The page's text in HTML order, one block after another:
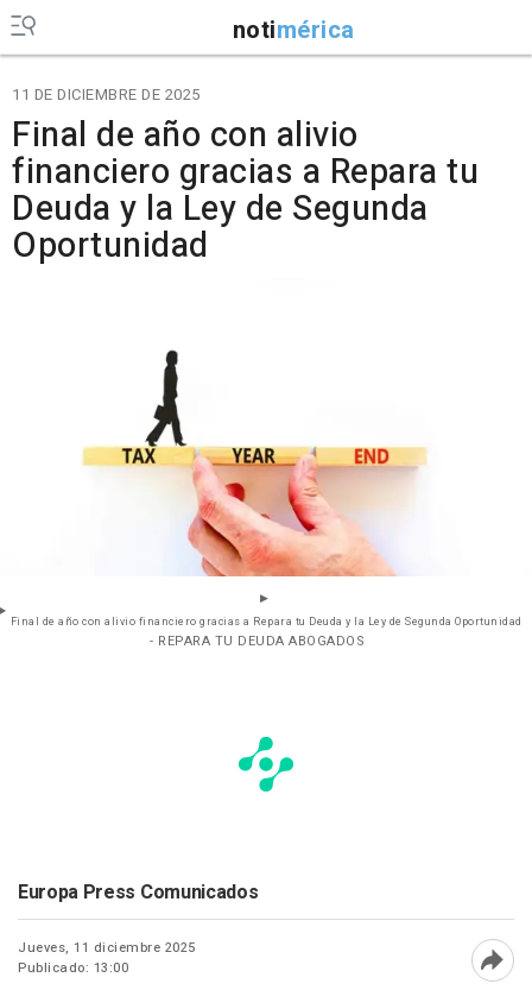
notimérica
11 DE DICIEMBRE DE 2025
Final de año con alivio
financiero gracias a Repara tu
Deuda y la Ley de Segunda
Oportunidad
Final de año con alivio financiero gracias a Repara tu Deuda y la Ley de Segunda Oportunidad
- REPARA TU DEUDA ABOGADOS
Europa Press Comunicados
Jueves, 11 diciembre 2025
Publicado: 13:00